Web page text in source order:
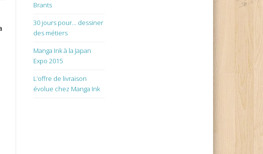
Brants
30 jours pour… dessiner
des métiers
Manga Ink à la Japan
Expo 2015
L’offre de livraison
évolue chez Manga Ink